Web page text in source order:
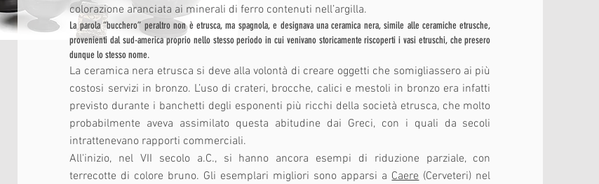
colorazione aranciata ai minerali di ferro contenuti nell’argilla.
La parola “bucchero” peraltro non è etrusca, ma spagnola, e designava una ceramica nera, simile alle ceramiche etrusche,
provenienti dal sud-america proprio nello stesso periodo in cui venivano storicamente riscoperti i vasi etruschi, che presero
dunque lo stesso nome.
La ceramica nera etrusca si deve alla volontà di creare oggetti che somigliassero ai più
costosi servizi in bronzo. L’uso di crateri, brocche, calici e mestoli in bronzo era infatti
previsto durante i banchetti degli esponenti più ricchi della società etrusca, che molto
probabilmente aveva assimilato questa abitudine dai Greci, con i quali da secoli
intrattenevano rapporti commerciali.
All'inizio, nel VII secolo a.C., si hanno ancora esempi di riduzione parziale, con
terrecotte di colore bruno. Gli esemplari migliori sono apparsi aCaere(Cerveteri) nel